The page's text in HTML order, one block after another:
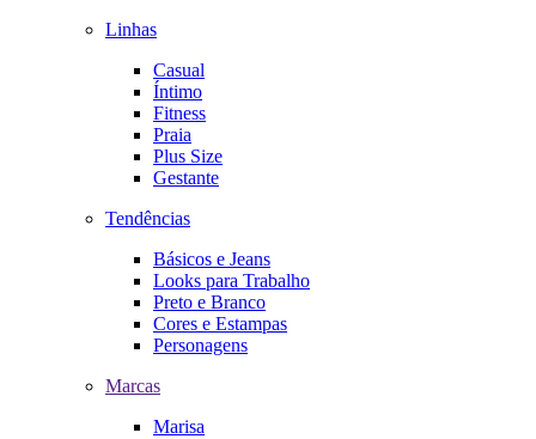
Linhas
Casual
Íntimo
Fitness
Praia
Plus Size
Gestante
Tendências
Básicos e Jeans
Looks para Trabalho
Preto e Branco
Cores e Estampas
Personagens
Marcas
Marisa